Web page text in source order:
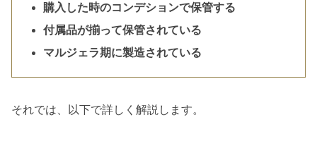
購入した時のコンデションで保管する
付属品が揃って保管されている
マルジェラ期に製造されている
それでは、以下で詳しく解説します。